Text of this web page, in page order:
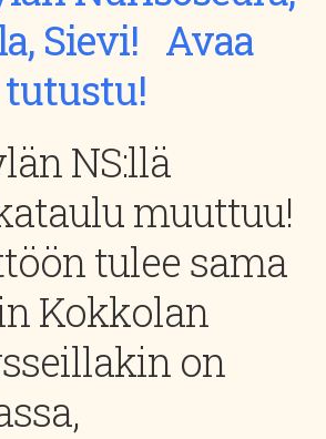
Sievi! Avaa
NS:llä
muuttuu!
tulee sama
Kokkolan
on